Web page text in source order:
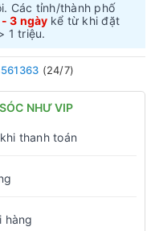
Các tỉnh/thành phố
- 3 ngày kể từ khi đặt
1 triệu.
(24/7)
NHƯ VIP
thanh toán
hàng